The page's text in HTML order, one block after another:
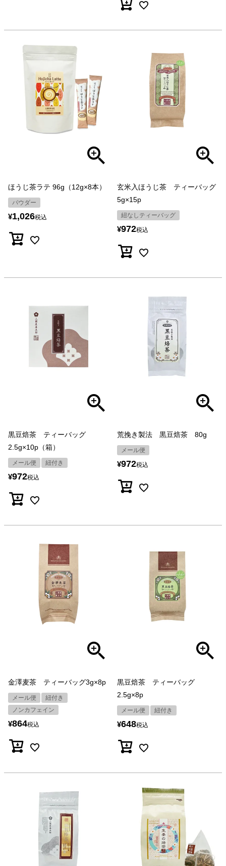
ほうじ茶ラテ 96g（12g×8本）
パウダー
¥1,026税込
玄米入ほうじ茶 ティーバッグ
5g×15p
紐なしティーバッグ
¥972税込
黒豆焙茶 ティーバッグ
2.5g×10p（箱）
メール便 紐付き
¥972税込
荒挽き製法 黒豆焙茶 80g
メール便
¥972税込
金澤麦茶 ティーバッグ3g×8p
メール便
紐付き
ノンカフェイン
¥864税込
黒豆焙茶 ティーバッグ
2.5g×8p
メール便 紐付き
¥648税込